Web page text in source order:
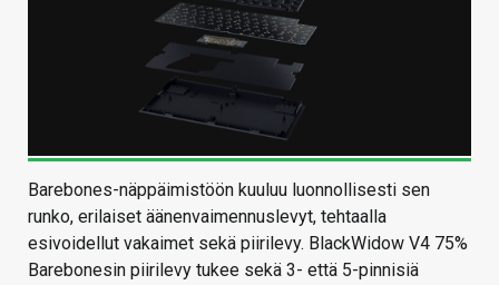
Barebones-näppäimistöön kuuluu luonnollisesti sen
runko, erilaiset äänenvaimennuslevyt, tehtaalla
esivoidellut vakaimet sekä piirilevy. BlackWidow V4 75%
Barebonesin piirilevy tukee sekä 3- että 5-pinnisiä